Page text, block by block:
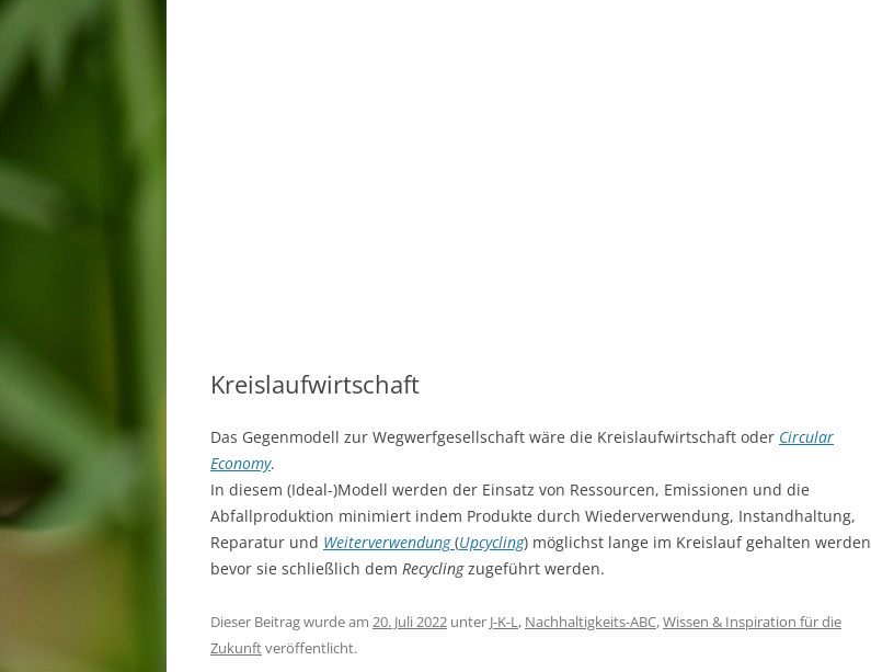
Kreislaufwirtschaft
Das Gegenmodell zur Wegwerfgesellschaft wäre die Kreislaufwirtschaft oder Circular
Economy.
In diesem (Ideal-)Modell werden der Einsatz von Ressourcen, Emissionen und die
Abfallproduktion minimiert indem Produkte durch Wiederverwendung, Instandhaltung,
Reparatur und Weiterverwendung (Upcycling) möglichst lange im Kreislauf gehalten werden
bevor sie schließlich dem Recyclingzugeführt werden.
Dieser Beitrag wurde am 20. Juli 2022 unter J-K-L, Nachhaltigkeits-ABC,Wissen & Inspiration für die
Zukunftveröffentlicht.